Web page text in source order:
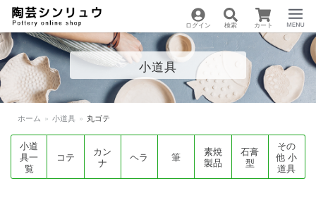
陶芸用品の通販サイト
| 陶芸シンリュウ
ログイン 検索 カート
Menu
小道具
ホーム » 小道具 » 丸ゴテ
小道
具一
覧
コテ
カン
ナ
ヘラ 筆
素焼
製品
石膏
型
その
他 小
道具